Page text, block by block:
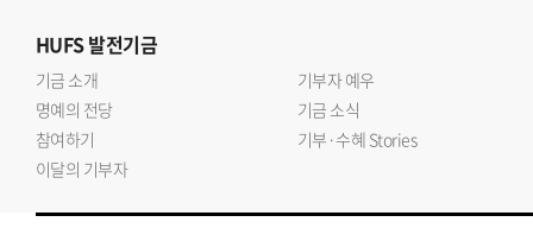
HUFS발전기금
기금 소개
기부자 예우
명예의 전당
기금 소식
참여하기
기부·수혜 Stories
이달의 기부자